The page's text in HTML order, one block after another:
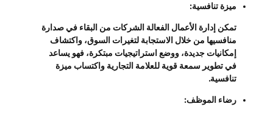
ميزة تنافسية:
تمكن إدارة الأعمال الفعالة الشركات من البقاء في صدارة
منافسيها من خلال الاستجابة لتغيرات السوق، واكتشاف
إمكانيات جديدة، ووضع استراتيجيات مبتكرة، فهو يساعد
في تطوير سمعة قوية للعلامة التجارية واكتساب ميزة
تنافسية.
رضاء الموظف: